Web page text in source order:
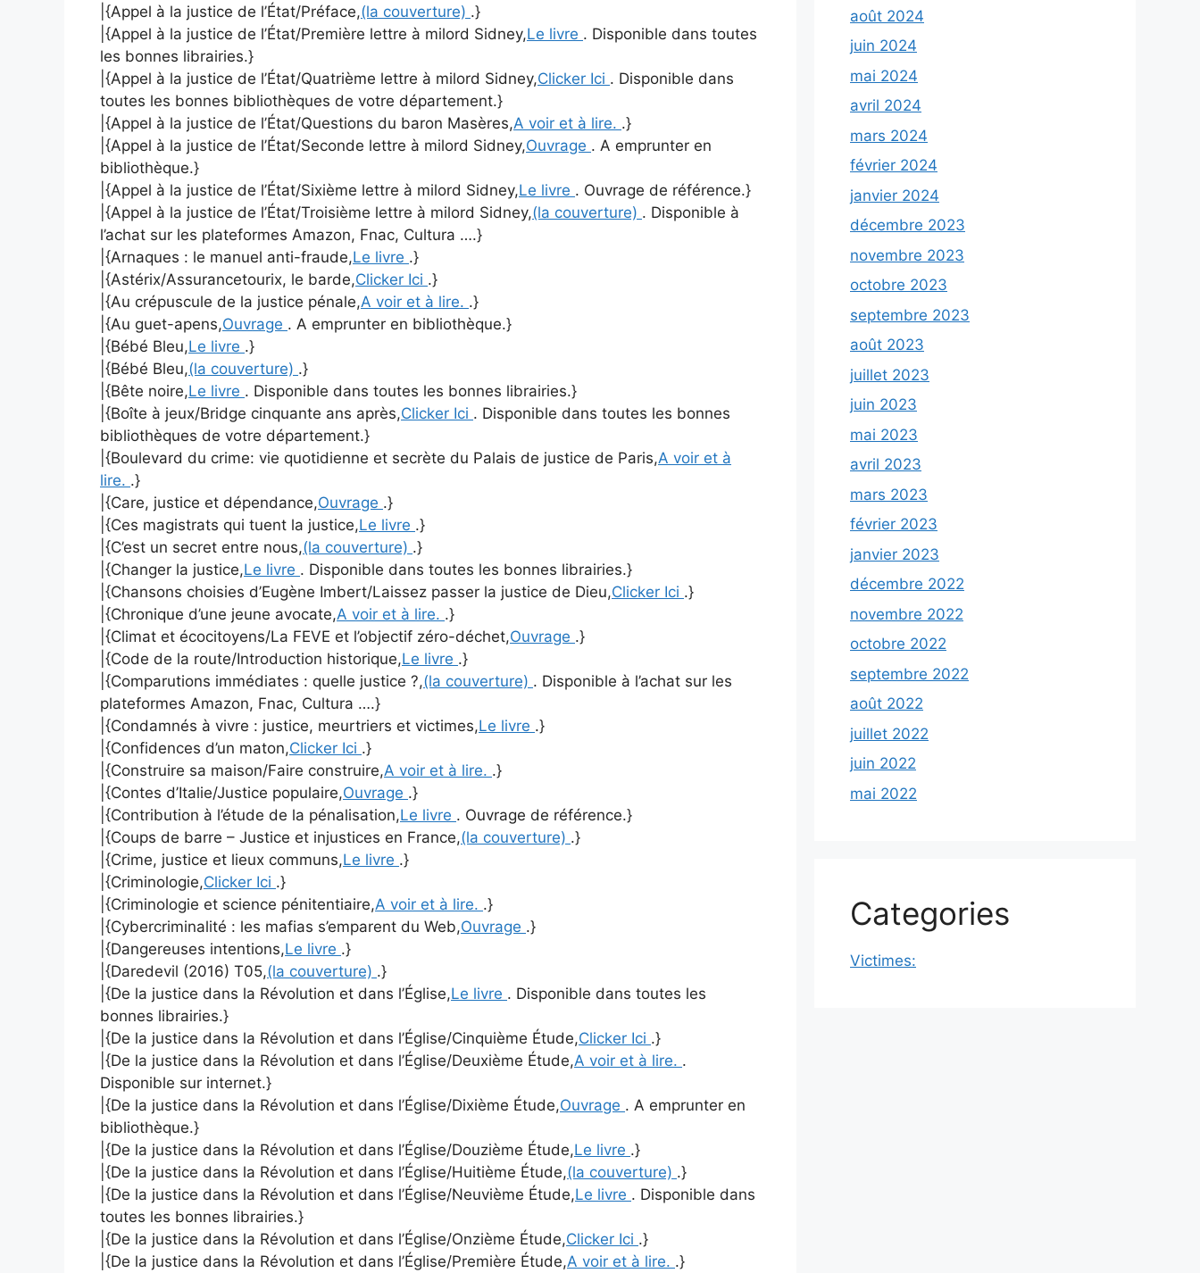
|{Appel à la justice de l’État/Préface,(la couverture) .}
|{Appel à la justice de l’État/Première lettre à milord Sidney,Le livre . Disponible dans toutes
les bonnes librairies.}
|{Appel à la justice de l’État/Quatrième lettre à milord Sidney,Clicker Ici . Disponible dans
toutes les bonnes bibliothèques de votre département.}
|{Appel à la justice de l’État/Questions du baron Masères,A voir et à lire. .}
|{Appel à la justice de l’État/Seconde lettre à milord Sidney,Ouvrage . A emprunter en
bibliothèque.}
|{Appel à la justice de l’État/Sixième lettre à milord Sidney,Le livre . Ouvrage de référence.}
|{Appel à la justice de l’État/Troisième lettre à milord Sidney,(la couverture) . Disponible à
l’achat sur les plateformes Amazon, Fnac, Cultura ….}
|{Arnaques : le manuel anti-fraude,Le livre .}
|{Astérix/Assurancetourix, le barde,Clicker Ici .}
|{Au crépuscule de la justice pénale,A voir et à lire. .}
|{Au guet-apens,Ouvrage . A emprunter en bibliothèque.}
|{Bébé Bleu,Le livre .}
|{Bébé Bleu,(la couverture) .}
|{Bête noire,Le livre . Disponible dans toutes les bonnes librairies.}
|{Boîte à jeux/Bridge cinquante ans après,Clicker Ici . Disponible dans toutes les bonnes
bibliothèques de votre département.}
|{Boulevard du crime: vie quotidienne et secrète du Palais de justice de Paris,A voir et à
lire. .}
|{Care, justice et dépendance,Ouvrage .}
|{Ces magistrats qui tuent la justice,Le livre .}
|{C’est un secret entre nous,(la couverture) .}
|{Changer la justice,Le livre . Disponible dans toutes les bonnes librairies.}
|{Chansons choisies d’Eugène Imbert/Laissez passer la justice de Dieu,Clicker Ici .}
|{Chronique d’une jeune avocate,A voir et à lire. .}
|{Climat et écocitoyens/La FEVE et l’objectif zéro-déchet,Ouvrage .}
|{Code de la route/Introduction historique,Le livre .}
|{Comparutions immédiates : quelle justice ?,(la couverture) . Disponible à l’achat sur les
plateformes Amazon, Fnac, Cultura ….}
|{Condamnés à vivre : justice, meurtriers et victimes,Le livre .}
|{Confidences d’un maton,Clicker Ici .}
|{Construire sa maison/Faire construire,A voir et à lire. .}
|{Contes d’Italie/Justice populaire,Ouvrage .}
|{Contribution à l’étude de la pénalisation,Le livre . Ouvrage de référence.}
|{Coups de barre – Justice et injustices en France,(la couverture) .}
|{Crime, justice et lieux communs,Le livre .}
|{Criminologie,Clicker Ici .}
|{Criminologie et science pénitentiaire,A voir et à lire. .}
|{Cybercriminalité : les mafias s’emparent du Web,Ouvrage .}
|{Dangereuses intentions,Le livre .}
|{Daredevil (2016) T05,(la couverture) .}
|{De la justice dans la Révolution et dans l’Église,Le livre . Disponible dans toutes les
bonnes librairies.}
|{De la justice dans la Révolution et dans l’Église/Cinquième Étude,Clicker Ici .}
|{De la justice dans la Révolution et dans l’Église/Deuxième Étude,A voir et à lire. .
Disponible sur internet.}
|{De la justice dans la Révolution et dans l’Église/Dixième Étude,Ouvrage . A emprunter en
bibliothèque.}
|{De la justice dans la Révolution et dans l’Église/Douzième Étude,Le livre .}
|{De la justice dans la Révolution et dans l’Église/Huitième Étude,(la couverture) .}
|{De la justice dans la Révolution et dans l’Église/Neuvième Étude,Le livre . Disponible dans
toutes les bonnes librairies.}
|{De la justice dans la Révolution et dans l’Église/Onzième Étude,Clicker Ici .}
|{De la justice dans la Révolution et dans l’Église/Première Étude,A voir et à lire. .}
août 2024
juin 2024
mai 2024
avril 2024
mars 2024
février 2024
janvier 2024
décembre 2023
novembre 2023
octobre 2023
septembre 2023
août 2023
juillet 2023
juin 2023
mai 2023
avril 2023
mars 2023
février 2023
janvier 2023
décembre 2022
novembre 2022
octobre 2022
septembre 2022
août 2022
juillet 2022
juin 2022
mai 2022
Categories
Victimes: